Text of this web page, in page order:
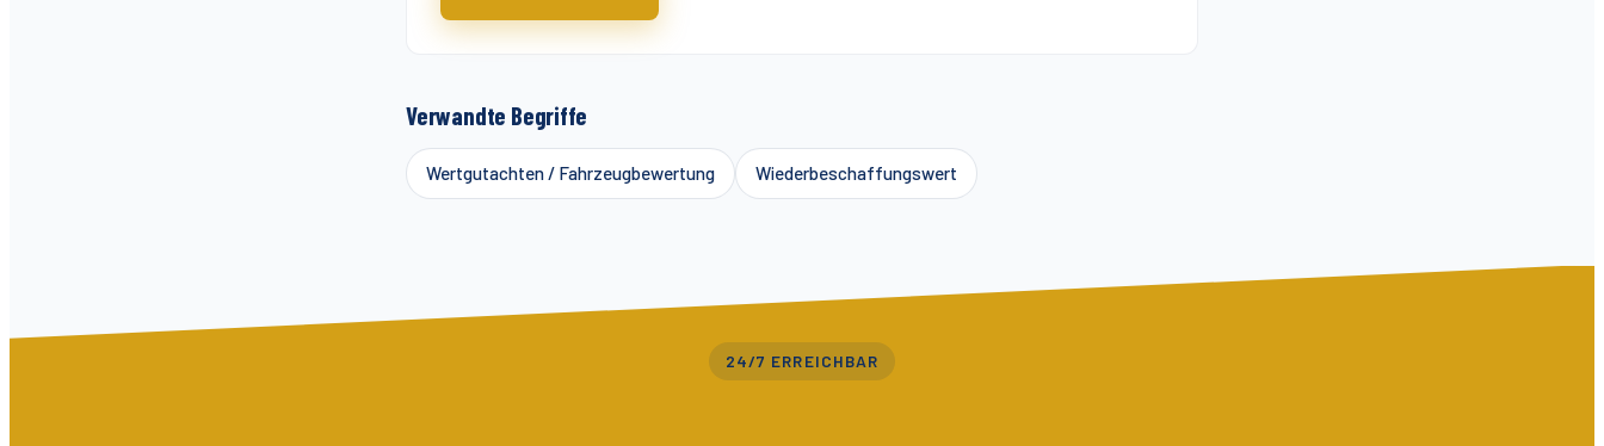
Verwandte Begriffe
Wertgutachten / Fahrzeugbewertung Wiederbeschaffungswert
24/7 ERREICHBAR